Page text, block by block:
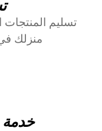
تسليم
منزلك في